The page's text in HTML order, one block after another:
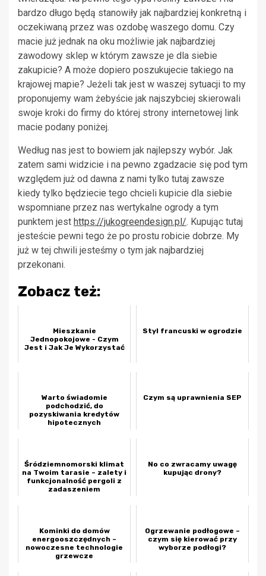
bardzo długo będą stanowiły jak najbardziej konkretną i
oczekiwaną przez was ozdobę waszego domu. Czy
macie już jednak na oku możliwie jak najbardziej
zawodowy sklep w którym zawsze je dla siebie
zakupicie? A może dopiero poszukujecie takiego na
krajowej mapie? Jeżeli tak jest w waszej sytuacji to my
proponujemy wam żebyście jak najszybciej skierowali
swoje kroki do firmy do której strony internetowej link
macie podany poniżej.
Według nas jest to bowiem jak najlepszy wybór. Jak
zatem sami widzicie i na pewno zgadzacie się pod tym
względem już od dawna z nami tylko tutaj zawsze
kiedy tylko będziecie tego chcieli kupicie dla siebie
wspomniane przez nas wertykalne ogrody a tym
punktem jest https://jukogreendesign.pl/. Kupując tutaj
jesteście pewni tego że po prostu robicie dobrze. My
już w tej chwili jesteśmy o tym jak najbardziej
przekonani.
Zobacz też:
Mieszkanie
Jednopokojowe - Czym
Jest i Jak Je Wykorzystać
Styl francuski w ogrodzie
Warto świadomie
podchodzić, do
pozyskiwania kredytów
hipotecznych
Czym są uprawnienia SEP
Śródziemnomorski klimat
na Twoim tarasie – zalety i
funkcjonalność pergoli z
zadaszeniem
No co zwracamy uwagę
kupując drony?
Kominki do domów
energooszczędnych –
nowoczesne technologie
grzewcze
Ogrzewanie podłogowe –
czym się kierować przy
wyborze podłogi?